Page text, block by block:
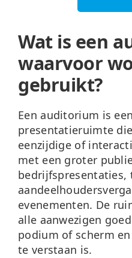
Wat is een
waarvoor
gebruikt?
Een auditorium is
presentatieruimte
eenzijdige of
met een groter
bedrijfspresentaties,
evenementen. De
alle aanwezigen
podium of scherm
te verstaan is.